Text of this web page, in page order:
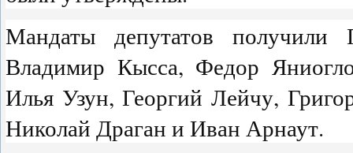
Мандаты депутатов
Владимир Кысса, Федор
Илья Узун, Георгий Лейчу,
Николай Драган и Иван Арнаут.